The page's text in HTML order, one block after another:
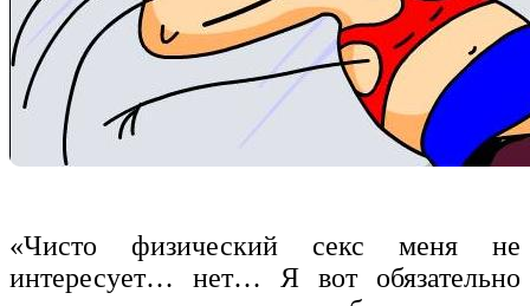
«Чисто физический секс меня не
интересует… нет… Я вот обязательно